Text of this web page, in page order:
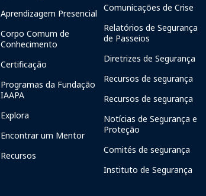
Aprendizagem Presencial
Corpo Comum de
Conhecimento
Certificação
Programas da Fundação
IAAPA
Explora
Encontrar um Mentor
Recursos
Comunicações de Crise
Relatórios de Segurança
de Passeios
Diretrizes de Segurança
Recursos de segurança
Recursos de segurança
Notícias de Segurança e
Proteção
Comités de segurança
Instituto de Segurança